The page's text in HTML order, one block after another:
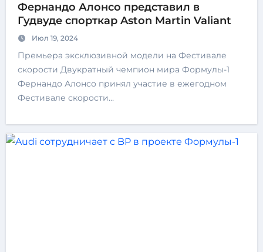
Фернандо Алонсо представил в
Гудвуде спорткар Aston Martin Valiant
Июл 19, 2024
Премьера эксклюзивной модели на Фестивале
скорости Двукратный чемпион мира Формулы-1
Фернандо Алонсо принял участие в ежегодном
Фестивале скорости…